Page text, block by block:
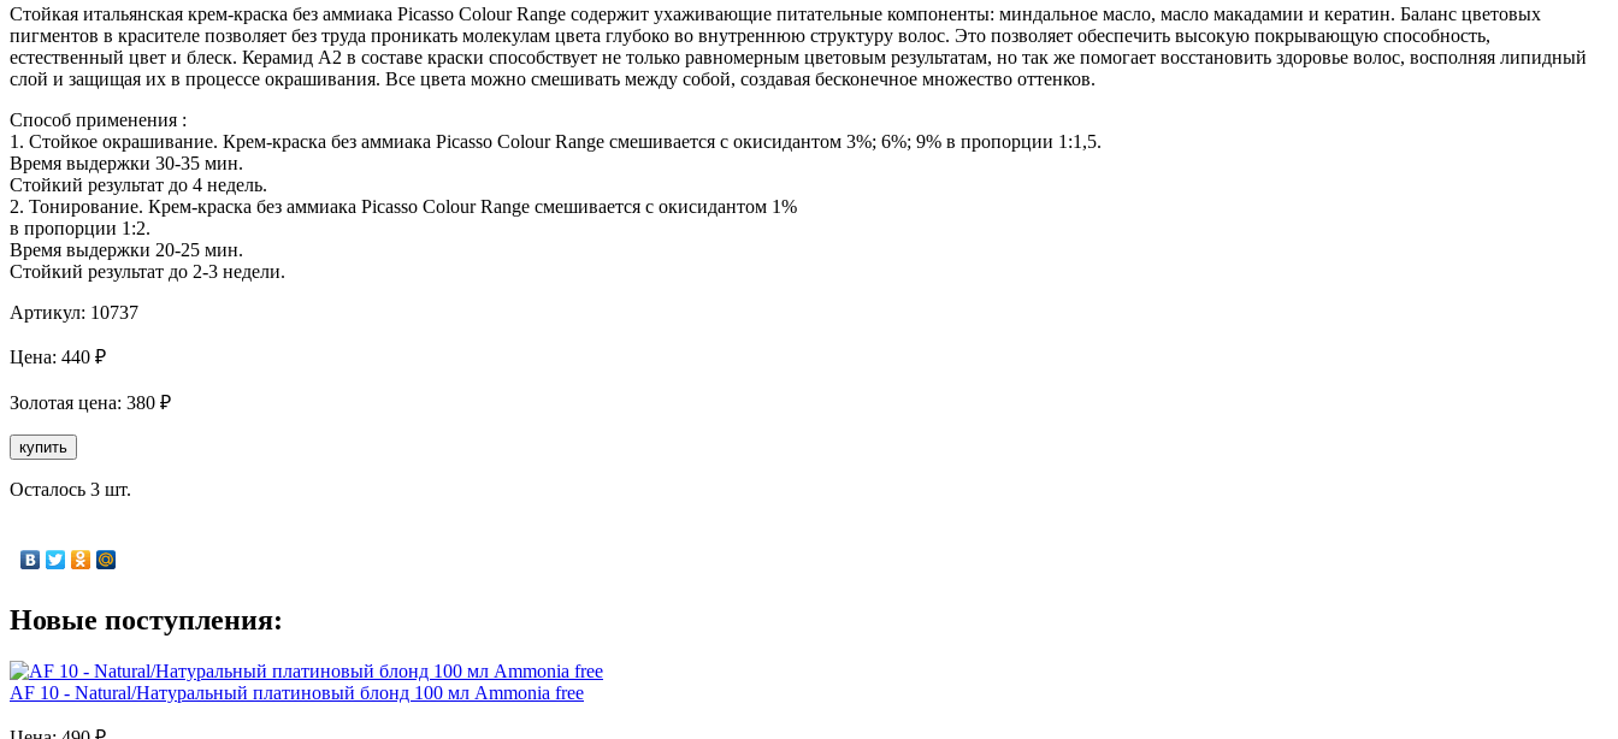
Стойкая итальянская крем-краска без аммиака Picasso Colour Range содержит ухаживающие питательные компоненты: миндальное масло, масло макадамии и кератин. Баланс цветовых
пигментов в красителе позволяет без труда проникать молекулам цвета глубоко во внутреннюю структуру волос. Это позволяет обеспечить высокую покрывающую способность,
естественный цвет и блеск. Керамид А2 в составе краски способствует не только равномерным цветовым результатам, но так же помогает восстановить здоровье волос, восполняя липидный
слой и защищая их в процессе окрашивания. Все цвета можно смешивать между собой, создавая бесконечное множество оттенков.
Способ применения :
1. Стойкое окрашивание. Крем-краска без аммиака Picasso Colour Range смешивается с окисидантом 3%; 6%; 9% в пропорции 1:1,5.
Время выдержки 30-35 мин.
Стойкий результат до 4 недель.
2. Тонирование. Крем-краска без аммиака Picasso Colour Range смешивается с окисидантом 1%
в пропорции 1:2.
Время выдержки 20-25 мин.
Стойкий результат до 2-3 недели.
Артикул: 10737
Цена: 440 ₽
Золотая цена: 380 ₽
купить
Осталось 3 шт.
Новые поступления:
AF 10 - Natural/Натуральный платиновый блонд 100 мл Аmmonia free